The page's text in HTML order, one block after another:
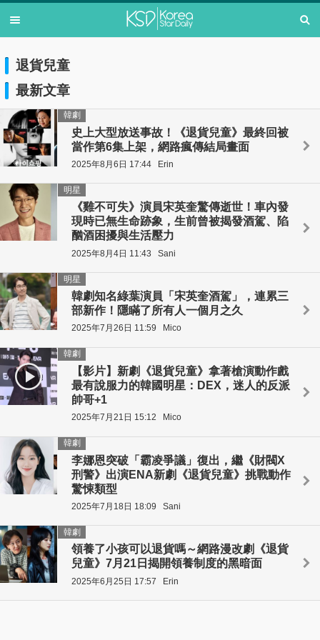
退貨兒童
最新文章
史上大型放送事故！《退貨兒童》最終回被
當作第6集上架，網路瘋傳結局畫面
韓劇
2025年8月6日 17:44 Erin
《雞不可失》演員宋英奎驚傳逝世！車內發
現時已無生命跡象，生前曾被揭發酒駕、陷
酗酒困擾與生活壓力
明星
2025年8月4日 11:43 Sani
韓劇知名綠葉演員「宋英奎酒駕」，連累三
部新作！隱瞞了所有人一個月之久
明星
2025年7月26日 11:59 Mico
【影片】新劇《退貨兒童》拿著槍演動作戲
最有說服力的韓國明星：DEX，迷人的反派
帥哥+1
韓劇
2025年7月21日 15:12 Mico
李娜恩突破「霸凌爭議」復出，繼《財閥X
刑警》出演ENA新劇《退貨兒童》挑戰動作
驚悚類型
韓劇
2025年7月18日 18:09 Sani
領養了小孩可以退貨嗎～網路漫改劇《退貨
兒童》7月21日揭開領養制度的黑暗面
韓劇
2025年6月25日 17:57 Erin